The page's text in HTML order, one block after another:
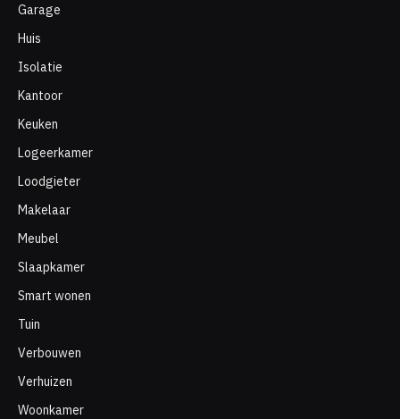
Garage
Huis
Isolatie
Kantoor
Keuken
Logeerkamer
Loodgieter
Makelaar
Meubel
Slaapkamer
Smart wonen
Tuin
Verbouwen
Verhuizen
Woonkamer